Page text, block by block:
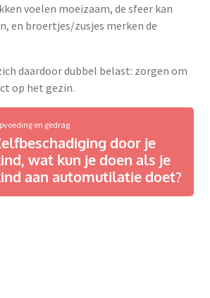
voelen moeizaam, de sfeer kan
en broertjes/zusjes merken de
daardoor dubbel belast: zorgen om
op het gezin.
en gedrag
door je
wat kun je doen als je
aan automutilatie doet?